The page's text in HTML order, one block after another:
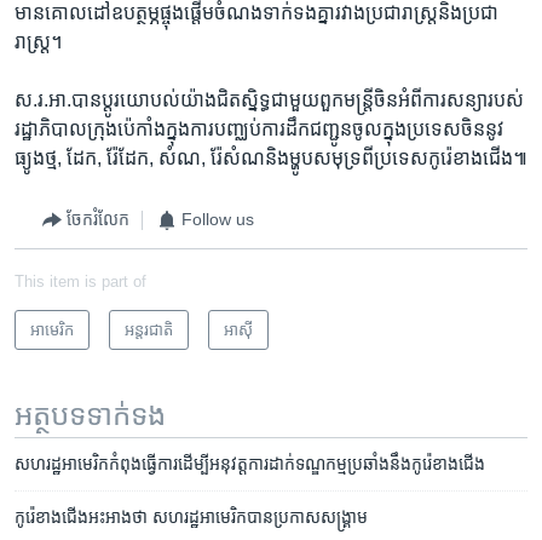
មាន​គោល​ដៅ​ឧបត្ថម្ភ​ផ្ចុង​ផ្តើម​ចំណង​ទាក់​ទង​គ្នា​រវាង​ប្រជារាស្ត្រ​និងប្រជា​
រាស្ត្រ។
ស.រ.អា.​បាន​ប្តូរ​យោបល់​យ៉ាង​ជិត​ស្និទ្ធ​ជាមួយ​ពួក​មន្ត្រី​ចិន​អំពី​ការ​សន្យា​របស់​
រដ្ឋាភិបាល​ក្រុង​ប៉េកាំង​ក្នុង​ការ​បញ្ឈប់​ការ​ដឹក​ជញ្ជូន​ចូល​ក្នុង​ប្រទេស​ចិន​នូវ
ធ្យូង​ថ្ម, ដែក, រ៉ែដែក, សំណ, រ៉ែសំណ​និង​ម្ហូប​សមុទ្រ​ពី​ប្រទេស​កូរ៉េខាង​ជើង៕
ចែករំលែក Follow us
This item is part of
អាមេរិក​ អន្តរជាតិ អាស៊ី
អត្ថបទ​ទាក់ទង
សហរដ្ឋ​អាមេរិក​កំពុង​ធ្វើ​ការ​ដើម្បី​អនុវត្ត​ការ​ដាក់​ទណ្ឌកម្ម​ប្រឆាំង​នឹង​កូរ៉េ​ខាង​ជើង
កូរ៉េខាងជើង​អះអាង​ថា សហរដ្ឋអាមេរិក​បាន​ប្រកាស​សង្គ្រាម